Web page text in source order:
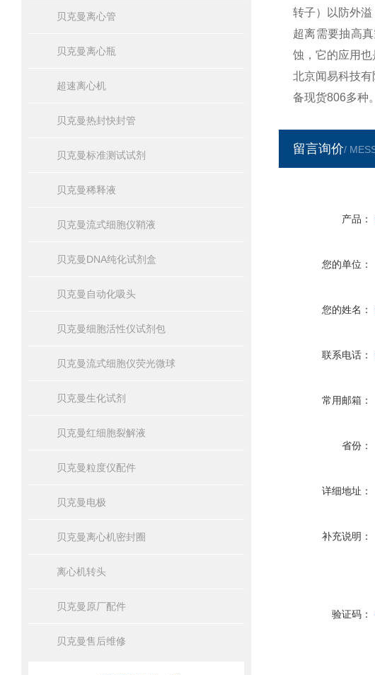
贝克曼离心管
贝克曼离心瓶
超速离心机
贝克曼热封快封管
贝克曼标准测试试剂
贝克曼稀释液
贝克曼流式细胞仪鞘液
贝克曼DNA纯化试剂盒
贝克曼自动化吸头
贝克曼细胞活性仪试剂包
贝克曼流式细胞仪荧光微球
贝克曼生化试剂
贝克曼红细胞裂解液
贝克曼粒度仪配件
贝克曼电极
贝克曼离心机密封圈
离心机转头
贝克曼原厂配件
贝克曼售后维修
转子）以防外
超离需要抽高
蚀，它的应用
北京闻易科技
备现货806多种
留言询价/
产品：
您的单位：
您的姓名：
联系电话：
常用邮箱：
省份：
详细地址：
补充说明：
验证码：